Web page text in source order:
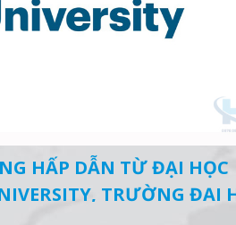
HẤP DẪN TỪ ĐẠI HỌC
TRƯỜNG ĐẠI